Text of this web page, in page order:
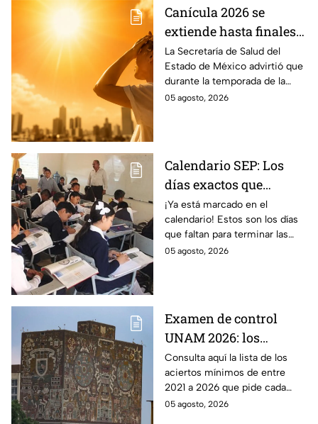
Canícula 2026 se
extiende hasta finales
de agosto: estas son las
enfermedades más
comunes de la
temporada
La Secretaría de Salud del
Estado de México advirtió que
durante la temporada de la
canícula 2026 suelen aumentar
05 agosto, 2026
Calendario SEP: Los
días exactos que
quedan de las
vacaciones de verano
antes del regreso a
clases
¡Ya está marcado en el
calendario! Estos son los días
que faltan para terminar las
vacaciones de verano y que dé
05 agosto, 2026
Examen de control
UNAM 2026: los
aciertos mínimos que
pide cada carrera y
sede para ser
convocado
Consulta aquí la lista de los
aciertos mínimos de entre
2021 a 2026 que pide cada
carrera para ser convocado al
05 agosto, 2026